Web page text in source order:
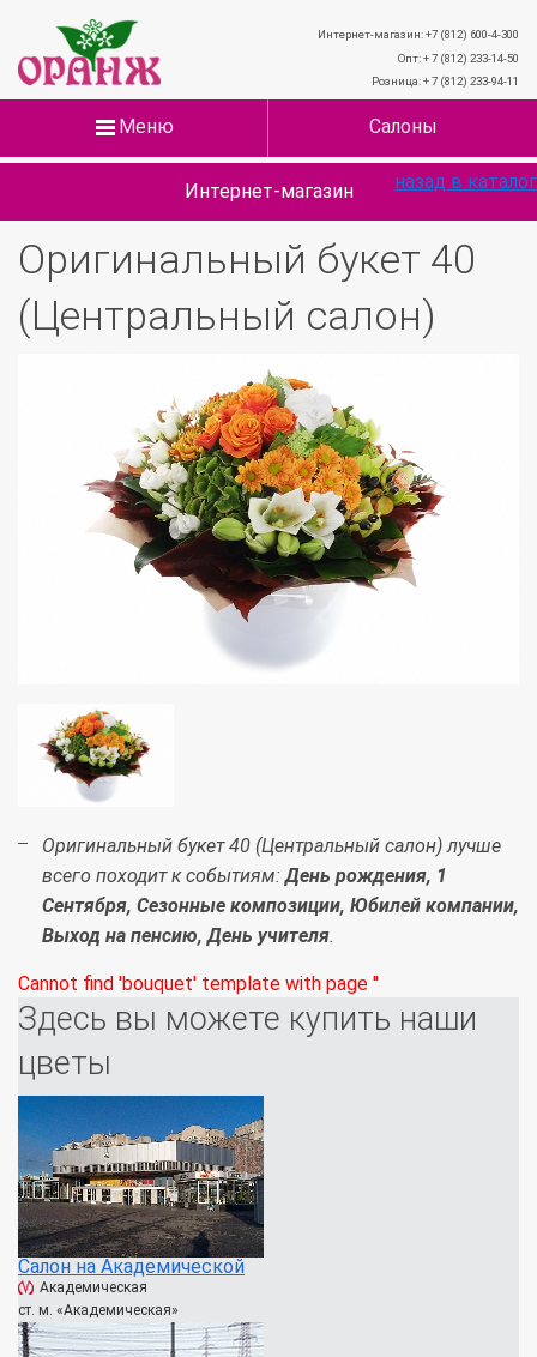
Интернет-магазин: +7 (812) 600-4-300
Опт: + 7 (812) 233-14-50
Розница: + 7 (812) 233-94-11
Меню Салоны
Интернет-магазин
Оригинальный букет 40
(Центральный салон)
назад в каталог
Оригинальный букет 40 (Центральный салон) лучше
всего походит к событиям:День рождения, 1
Сентября, Сезонные композиции, Юбилей компании,
Выход на пенсию, День учителя.
Cannot find 'bouquet' template with page ''
Здесь вы можете купить наши
цветы
Салон на Академической
Академическая
ст. м. «Академическая»